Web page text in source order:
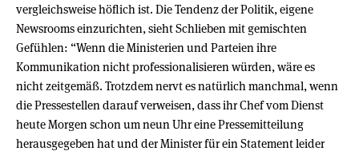
vergleichsweise höflich ist. Die Tendenz der Politik, eigene
Newsrooms einzurichten, sieht Schlieben mit gemischten
Gefühlen: “Wenn die Ministerien und Parteien ihre
Kommunikation nicht professionalisieren würden, wäre es
nicht zeitgemäß. Trotzdem nervt es natürlich manchmal, wenn
die Pressestellen darauf verweisen, dass ihr Chef vom Dienst
heute Morgen schon um neun Uhr eine Pressemitteilung
herausgegeben hat und der Minister für ein Statement leider